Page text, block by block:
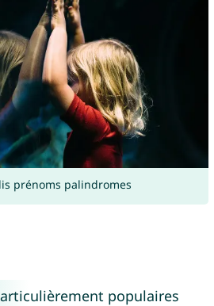
prénoms palindromes
populaires